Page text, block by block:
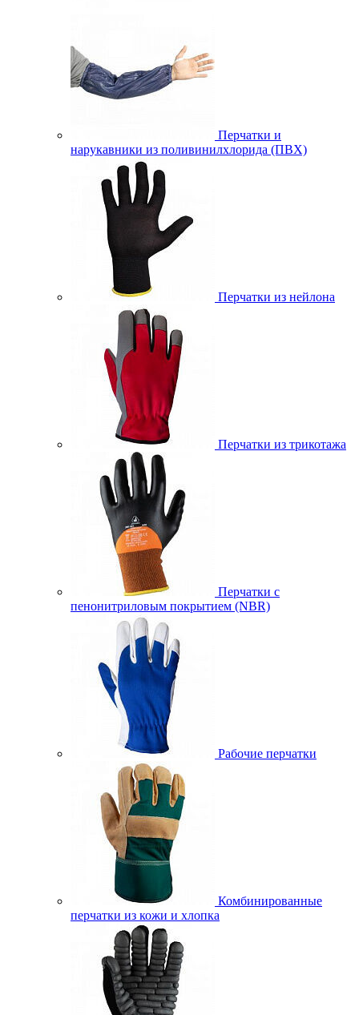
Перчатки и
нарукавники из поливинилхлорида (ПВХ)
Перчатки из нейлона
Перчатки из трикотажа
Перчатки с
пенонитриловым покрытием (NBR)
Рабочие перчатки
Комбинированные
перчатки из кожи и хлопка